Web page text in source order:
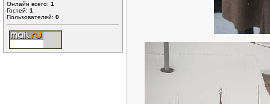
Онлайн всего: 1
Гостей: 1
Пользователей: 0